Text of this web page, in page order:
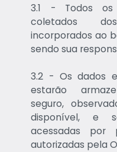
3.1 - Todos os
coletados
incorporados ao
sendo sua
3.2 - Os dados
estarão
seguro,
disponível, e
acessadas por
autorizadas pela